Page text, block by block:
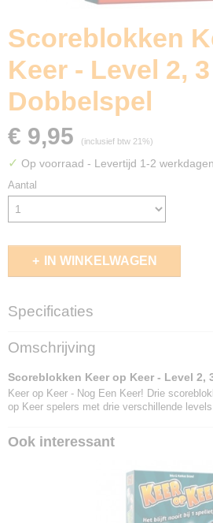
Scoreblokken
Keer - Level 2,
Dobbelspel
€ 9,95 (inclusief btw 21%)
✓ Op voorraad - Levertijd 1-2 werkdagen
Aantal
IN WINKELWAGEN
Specificaties
EAN code
8719214426088
Omschrijving
Scoreblokken Keer op Keer - Level 2,
Keer op Keer - Nog Een Keer! Drie
op Keer spelers met drie verschillende
Ook interessant